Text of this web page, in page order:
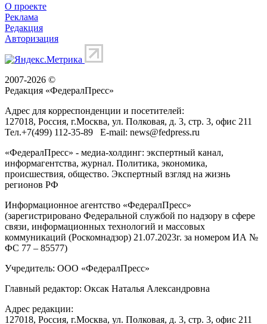
О проекте
Реклама
Редакция
Авторизация
2007-2026 ©
Редакция «ФедералПресс»
Адрес для корреспонденции и посетителей:
127018, Россия, г.Москва, ул. Полковая, д. 3, стр. 3, офис 211
Тел.+7(499) 112-35-89 E-mail: news@fedpress.ru
«ФедералПресс» - медиа-холдинг: экспертный канал,
информагентства, журнал. Политика, экономика,
происшествия, общество. Экспертный взгляд на жизнь
регионов РФ
Информационное агентство «ФедералПресс»
(зарегистрировано Федеральной службой по надзору в сфере
связи, информационных технологий и массовых
коммуникаций (Роскомнадзор) 21.07.2023г. за номером ИА №
ФС 77 – 85577)
Учредитель: ООО «ФедералПресс»
Главный редактор: Оксак Наталья Александровна
Адрес редакции:
127018, Россия, г.Москва, ул. Полковая, д. 3, стр. 3, офис 211